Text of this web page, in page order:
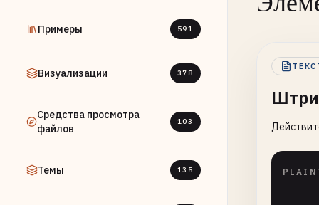
Примеры 591
Визуализации 378
Средства просмотра
файлов
103
Темы 135